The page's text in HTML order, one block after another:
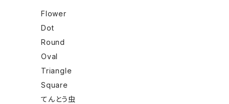
Flower
Dot
Round
Oval
Triangle
Square
てんとう虫